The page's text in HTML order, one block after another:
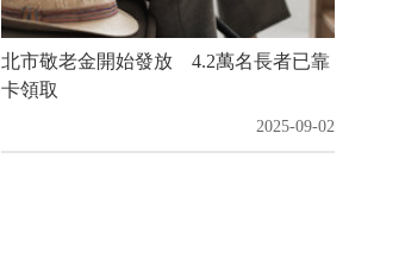
北市敬老金開始發放 4.2萬名長者已靠
卡領取
2025-09-02